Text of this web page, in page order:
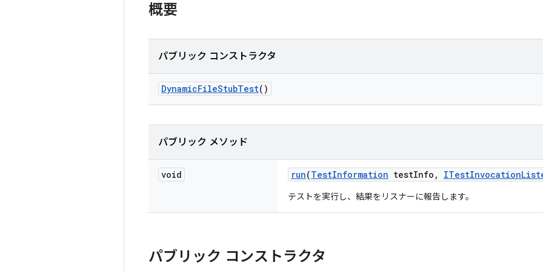
概要
パブリック コンストラクタ
DynamicFileStubTest()
パブリック メソッド
void run(TestInformation testInfo , ITestInvocation
テストを実行し、結果をリスナーに報告します。
パブリック コンストラクタ